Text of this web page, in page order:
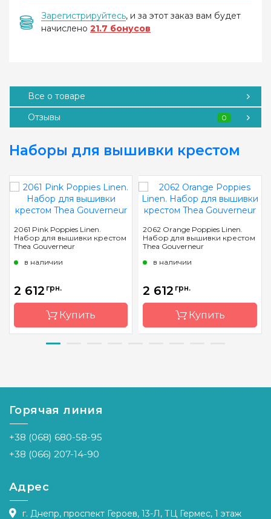
Зарегистрируйтесь, и за этот заказ вам будет
начислено 21.7 бонусов
Все о товаре
Отзывы
0
Наборы для вышивки крестом
2061 Pink Poppies Linen.
Набор для вышивки крестом
Thea Gouverneur
в наличии
2 612 грн.
Купить
производитель
Размер
Канва
Linen 32
Зашивка
частичная
2062 Orange Poppies Linen.
Набор для вышивки крестом
Thea Gouverneur
в наличии
2 612 грн.
Купить
Горячая линия
+38 (068) 680-58-95
+38 (066) 207-14-90
Адрес
г. Днепр, проспект Героев, 13-Л, ТЦ Гермес, 1 этаж